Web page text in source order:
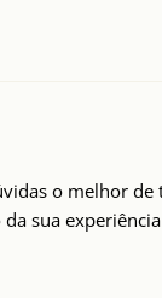
o melhor
sua